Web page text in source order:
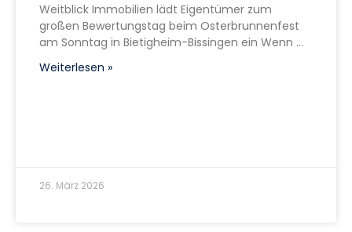
Weitblick Immobilien lädt Eigentümer zum
großen Bewertungstag beim Osterbrunnenfest
am Sonntag in Bietigheim-Bissingen ein Wenn
Weiterlesen »
26. März 2026